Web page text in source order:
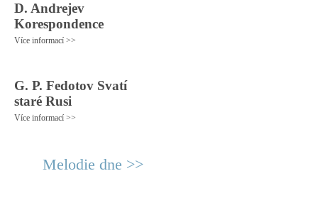
D. Andrejev
Korespondence
Více informací >>
G. P. Fedotov Svatí
staré Rusi
Více informací >>
Melodie dne >>